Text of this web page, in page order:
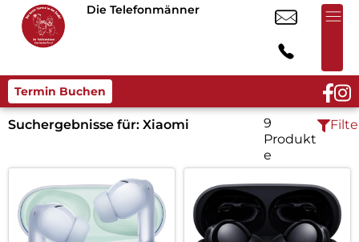
Die Telefonmänner
Termin Buchen
Suchergebnisse für: Xiaomi
9
Produkt
e